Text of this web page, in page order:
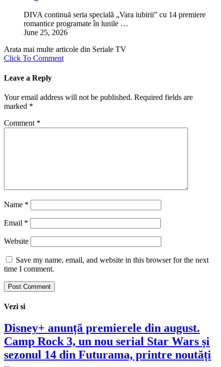
DIVA continuă seria specială „Vara iubirii” cu 14 premiere
romantice programate în lunile …
June 25, 2026
Arata mai multe articole din Seriale TV
Click To Comment
Leave a Reply
Your email address will not be published. Required fields are
marked *
Comment *
Name *
Email *
Website
Save my name, email, and website in this browser for the next
time I comment.
Vezi si
Disney+ anunță premierele din august.
Camp Rock 3, un nou serial Star Wars și
sezonul 14 din Futurama, printre noutăți